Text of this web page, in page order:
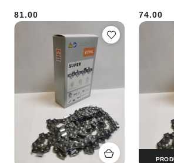
Cena:
81.00
Cena:
74.00